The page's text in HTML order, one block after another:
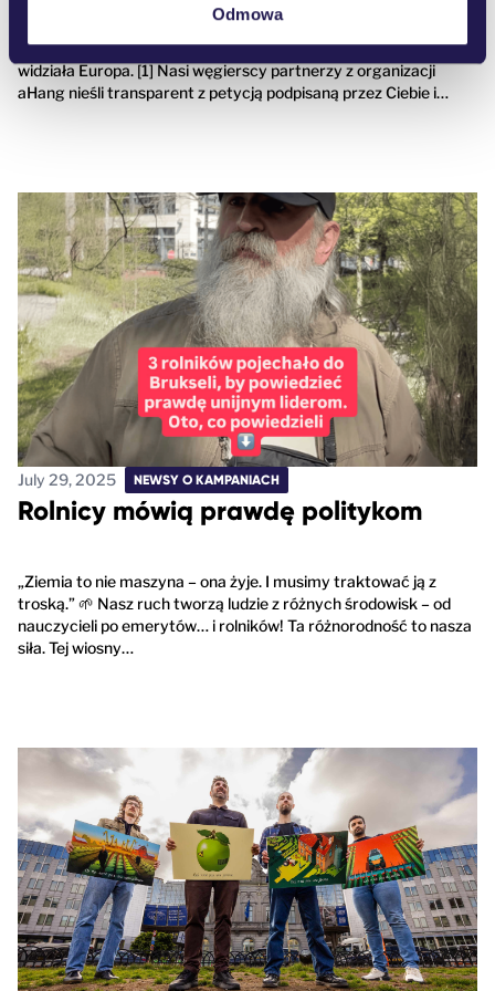
Odmowa
28 czerwca 2025 roku 200 000 osób przemaszerowało przez
Budapeszt. To była jedna z największych parad równości, jakie
widziała Europa. [1] Nasi węgierscy partnerzy z organizacji
aHang nieśli transparent z petycją podpisaną przez Ciebie i…
July 29, 2025 NEWSY O KAMPANIACH
Rolnicy mówią prawdę politykom
„Ziemia to nie maszyna – ona żyje. I musimy traktować ją z
troską.” 🌱 Nasz ruch tworzą ludzie z różnych środowisk – od
nauczycieli po emerytów… i rolników! Ta różnorodność to nasza
siła. Tej wiosny…